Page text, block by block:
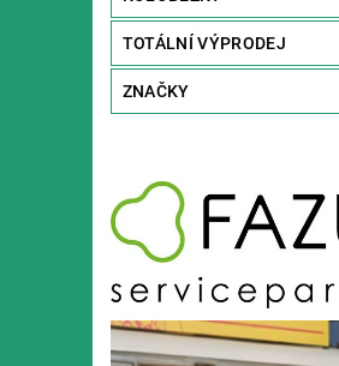
TOTÁLNÍ VÝPRODEJ
ZNAČKY